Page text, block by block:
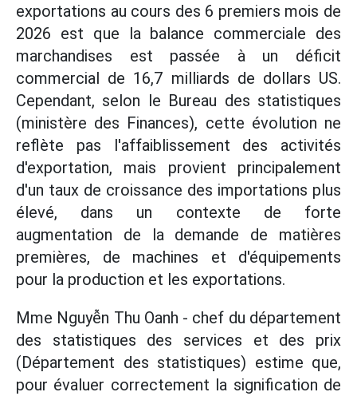
exportations au cours des 6 premiers mois de
2026 est que la balance commerciale des
marchandises est passée à un déficit
commercial de 16,7 milliards de dollars US.
Cependant, selon le Bureau des statistiques
(ministère des Finances), cette évolution ne
reflète pas l'affaiblissement des activités
d'exportation, mais provient principalement
d'un taux de croissance des importations plus
élevé, dans un contexte de forte
augmentation de la demande de matières
premières, de machines et d'équipements
pour la production et les exportations.
Mme Nguyễn Thu Oanh - chef du département
des statistiques des services et des prix
(Département des statistiques) estime que,
pour évaluer correctement la signification de